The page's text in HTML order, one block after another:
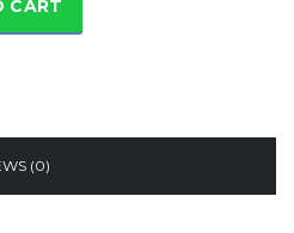
CART
(0)